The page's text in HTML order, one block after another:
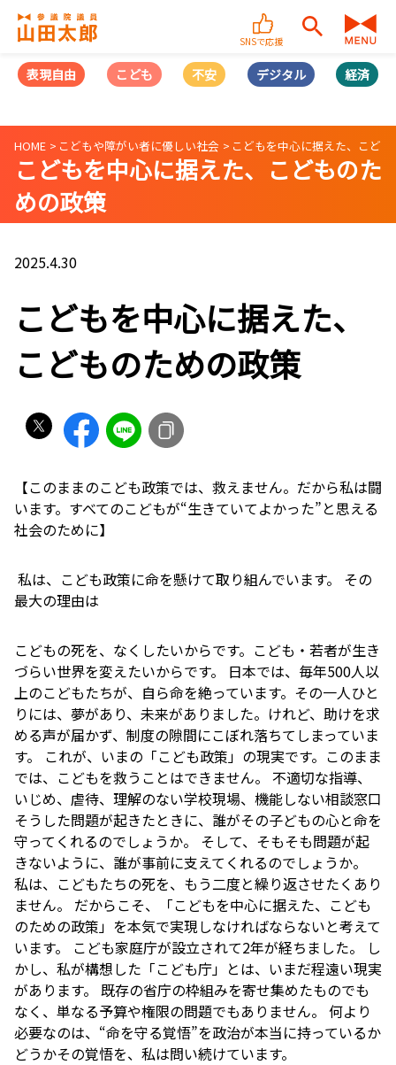
SNSで応援
表現自由 こども 不安 デジタル 経済
HOME こどもや障がい者に優しい社会 こどもを中心に据えた、こど
こどもを中心に据えた、こどものた
めの政策
2025.4.30
こどもを中心に据えた、
こどものための政策
【このままのこども政策では、救えません。だから私は闘
います。すべてのこどもが“生きていてよかった”と思える
社会のために】
私は、こども政策に命を懸けて取り組んでいます。 その
最大の理由は――
こどもの死を、なくしたいからです。こども・若者が生き
づらい世界を変えたいからです。 日本では、毎年500人以
上のこどもたちが、自ら命を絶っています。その一人ひと
りには、夢があり、未来がありました。けれど、助けを求
める声が届かず、制度の隙間にこぼれ落ちてしまっていま
す。 これが、いまの「こども政策」の現実です。このまま
では、こどもを救うことはできません。 不適切な指導、
いじめ、虐待、理解のない学校現場、機能しない相談窓口――
そうした問題が起きたときに、誰がその子どもの心と命を
守ってくれるのでしょうか。 そして、そもそも問題が起
きないように、誰が事前に支えてくれるのでしょうか。
私は、こどもたちの死を、もう二度と繰り返させたくあり
ません。 だからこそ、「こどもを中心に据えた、こども
のための政策」を本気で実現しなければならないと考えて
います。 こども家庭庁が設立されて2年が経ちました。 し
かし、私が構想した「こども庁」とは、いまだ程遠い現実
があります。 既存の省庁の枠組みを寄せ集めたものでも
なく、単なる予算や権限の問題でもありません。 何より
必要なのは、“命を守る覚悟”を政治が本当に持っているか
どうか――その覚悟を、私は問い続けています。